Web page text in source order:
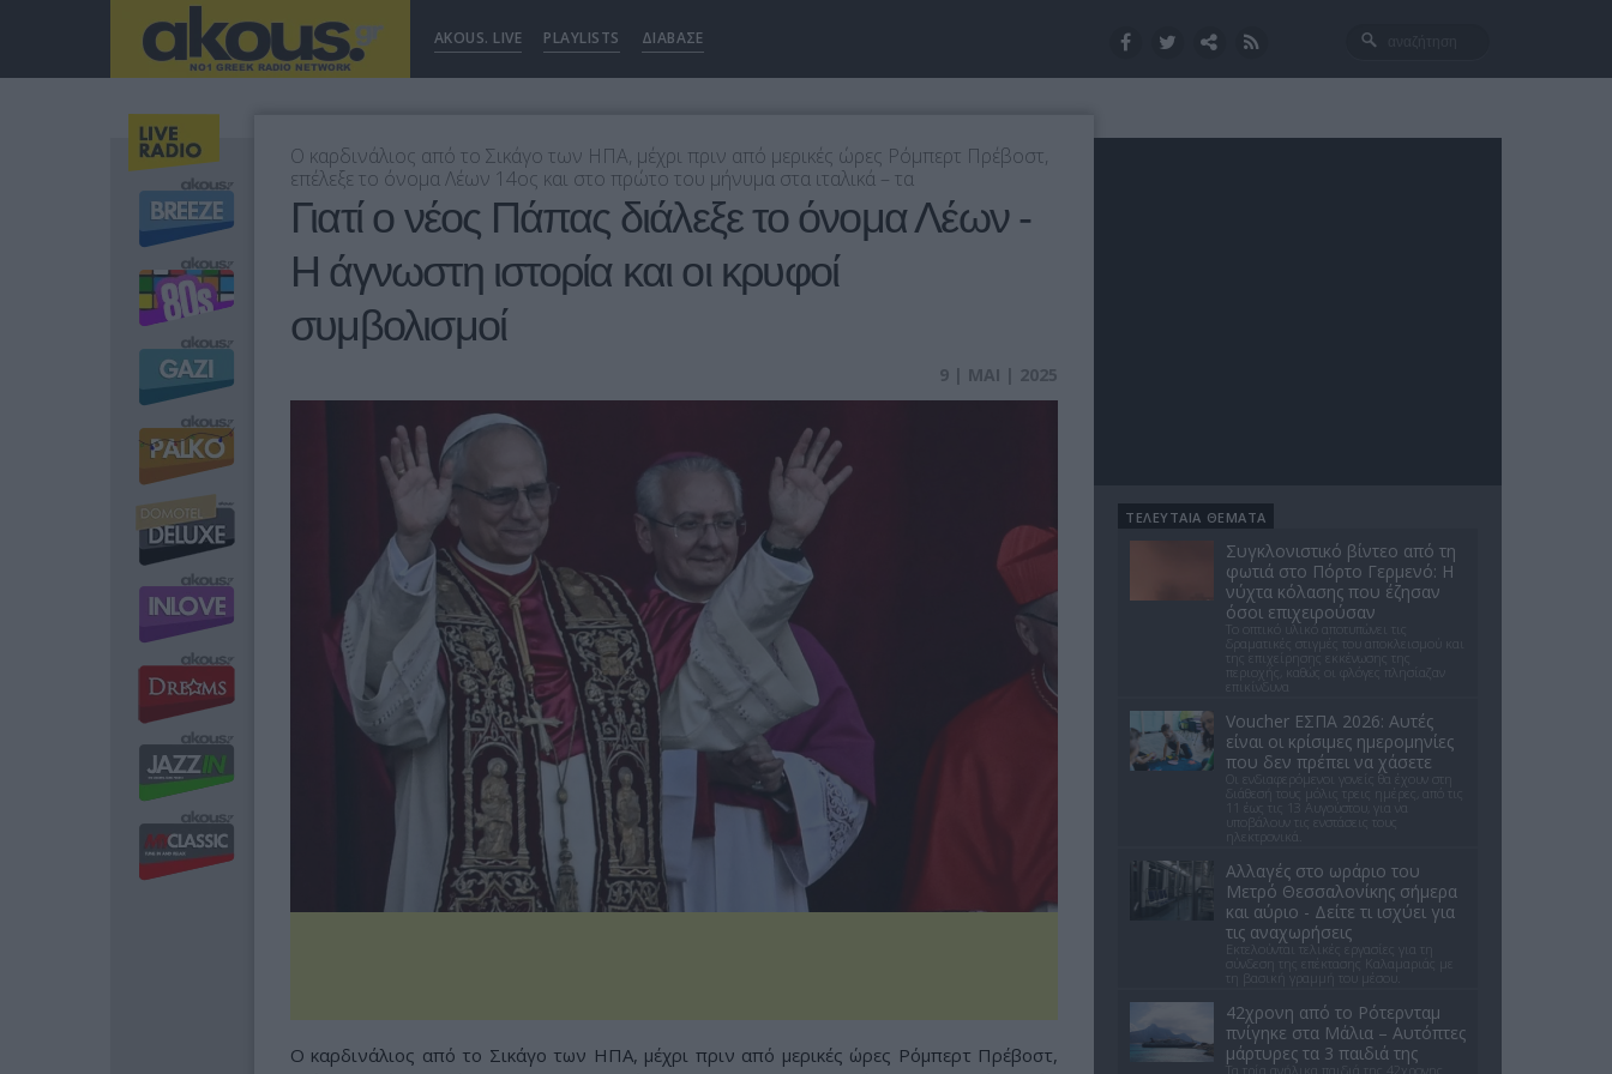
AKOUS. LIVE PLAYLISTS ΔΙΑΒΑΣΕ
Ο καρδινάλιος από το Σικάγο των ΗΠΑ, μέχρι πριν από μερικές ώρες Ρόμπερτ Πρέβοστ,
επέλεξε το όνομα Λέων 14ος και στο πρώτο του μήνυμα στα ιταλικά – τα
Γιατί ο νέος Πάπας διάλεξε το όνομα Λέων -
Η άγνωστη ιστορία και οι κρυφοί
συμβολισμοί
9 | ΜΑΙ | 2025
Ο καρδινάλιος από το Σικάγο των ΗΠΑ, μέχρι πριν από μερικές ώρες Ρόμπερτ Πρέβοστ,
ΤΕΛΕΥΤΑΙΑ ΘΕΜΑΤΑ
Συγκλονιστικό βίντεο από τη
φωτιά στο Πόρτο Γερμενό: Η
νύχτα κόλασης που έζησαν
όσοι επιχειρούσαν
Το οπτικό υλικό αποτυπώνει τις
δραματικές στιγμές του αποκλεισμού και
της επιχείρησης εκκένωσης της
περιοχής, καθώς οι φλόγες πλησίαζαν
επικίνδυνα
Voucher ΕΣΠΑ 2026: Αυτές
είναι οι κρίσιμες ημερομηνίες
που δεν πρέπει να χάσετε
Οι ενδιαφερόμενοι γονείς θα έχουν στη
διάθεσή τους μόλις τρεις ημέρες, από τις
11 έως τις 13 Αυγούστου, για να
υποβάλουν τις ενστάσεις τους
ηλεκτρονικά.
Αλλαγές στο ωράριο του
Μετρό Θεσσαλονίκης σήμερα
και αύριο - Δείτε τι ισχύει για
τις αναχωρήσεις
Εκτελούνται τελικές εργασίες για τη
σύνδεση της επέκτασης Καλαμαριάς με
τη βασική γραμμή του μέσου.
42χρονη από το Ρότερνταμ
πνίγηκε στα Μάλια – Αυτόπτες
μάρτυρες τα 3 παιδιά της
Τα τρία ανήλικα παιδιά της 42χρονης